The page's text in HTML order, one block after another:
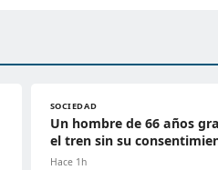
SOCIEDAD
Un hombre de 66 años
el tren sin su
Hace 1h